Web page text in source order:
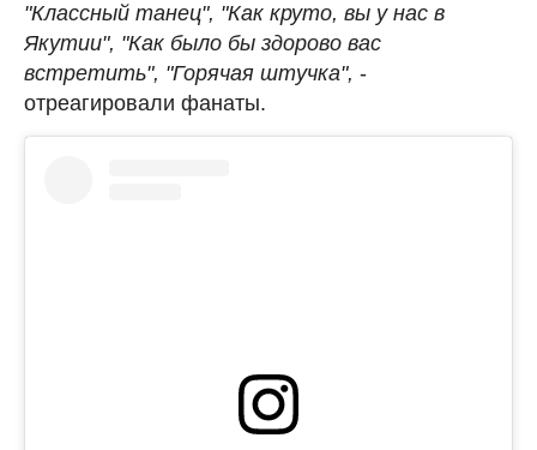
"Классный танец", "Как круто, вы у нас в
Якутии", "Как было бы здорово вас
встретить", "Горячая штучка", -
отреагировали фанаты.